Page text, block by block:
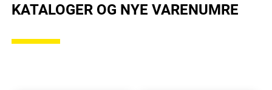
KATALOGER OG NYE VARENUMRE